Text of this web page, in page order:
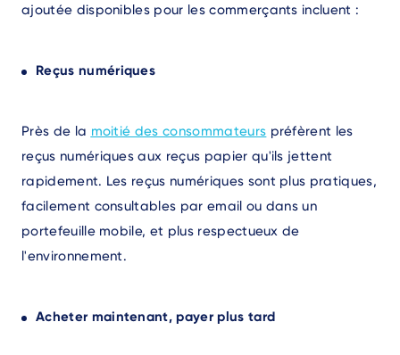
ajoutée disponibles pour les commerçants incluent :
Reçus numériques
Près de la moitié des consommateurs préfèrent les
reçus numériques aux reçus papier qu'ils jettent
rapidement. Les reçus numériques sont plus pratiques,
facilement consultables par email ou dans un
portefeuille mobile, et plus respectueux de
l'environnement.
Acheter maintenant, payer plus tard